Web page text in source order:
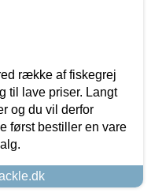
række af fiskegrej
til lave priser. Langt
og du vil derfor
først bestiller en vare